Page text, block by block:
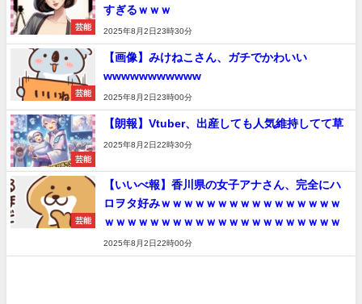
芸能
すぎるｗｗｗ
2025年8月2日23時30分
芸能
【画像】みけねこさん、ガチでかわいい
wwwwwwwwwww
2025年8月2日23時00分
芸能
【朗報】Vtuber、出産しても人気維持してて草
2025年8月2日22時30分
芸能
【いいべ報】香川県の女子アナさん、完全にハ
ロヲタ好みｗｗｗｗｗｗｗｗｗｗｗｗｗｗｗｗ
ｗｗｗｗｗｗｗｗｗｗｗｗｗｗｗｗｗｗｗｗｗ
2025年8月2日22時00分